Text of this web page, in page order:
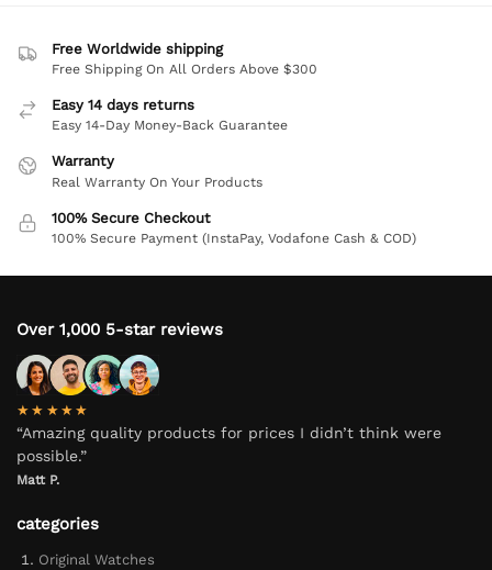
Free Worldwide shipping
Free Shipping On All Orders Above $300
Easy 14 days returns
Easy 14-Day Money-Back Guarantee
Warranty
Real Warranty On Your Products
100% Secure Checkout
100% Secure Payment (InstaPay, Vodafone Cash & COD)
Over 1,000 5-star reviews
★★★★★
“Amazing quality products for prices I didn’t think were
possible.”
Matt P.
categories
Original Watches